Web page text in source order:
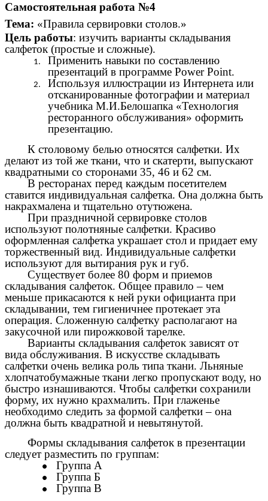
Самостоятельная работа №4
Тема: «Правила сервировки столов.»
Цель работы: изучить варианты складывания
салфеток (простые и сложные).
Применить навыки по составлению
презентаций в программе Power Point.
Используя иллюстрации из Интернета или
отсканированные фотографии и материал
учебника М.И.Белошапка «Технология
ресторанного обслуживания» оформить
презентацию.
К столовому белью относятся салфетки. Их
делают из той же ткани, что и скатерти, выпускают
квадратными со сторонами 35, 46 и 62 см.
В ресторанах перед каждым посетителем
ставится индивидуальная салфетка. Она должна быть
накрахмалена и тщательно отутюжена.
При праздничной сервировке столов
используют полотняные салфетки. Красиво
оформленная салфетка украшает стол и придает ему
торжественный вид. Индивидуальные салфетки
используют для вытирания рук и губ.
Существует более 80 форм и приемов
складывания салфеток. Общее правило – чем
меньше прикасаются к ней руки официанта при
складывании, тем гигиеничнее протекает эта
операция. Сложенную салфетку располагают на
закусочной или пирожковой тарелке.
Варианты складывания салфеток зависят от
вида обслуживания. В искусстве складывать
салфетки очень велика роль типа ткани. Льняные
хлопчатобумажные ткани легко пропускают воду, но
быстро изнашиваются. Чтобы салфетки сохранили
форму, их нужно крахмалить. При глаженье
необходимо следить за формой салфетки – она
должна быть квадратной и невытянутой.
Формы складывания салфеток в презентации
следует разместить по группам:
Группа А
Группа Б
Группа В